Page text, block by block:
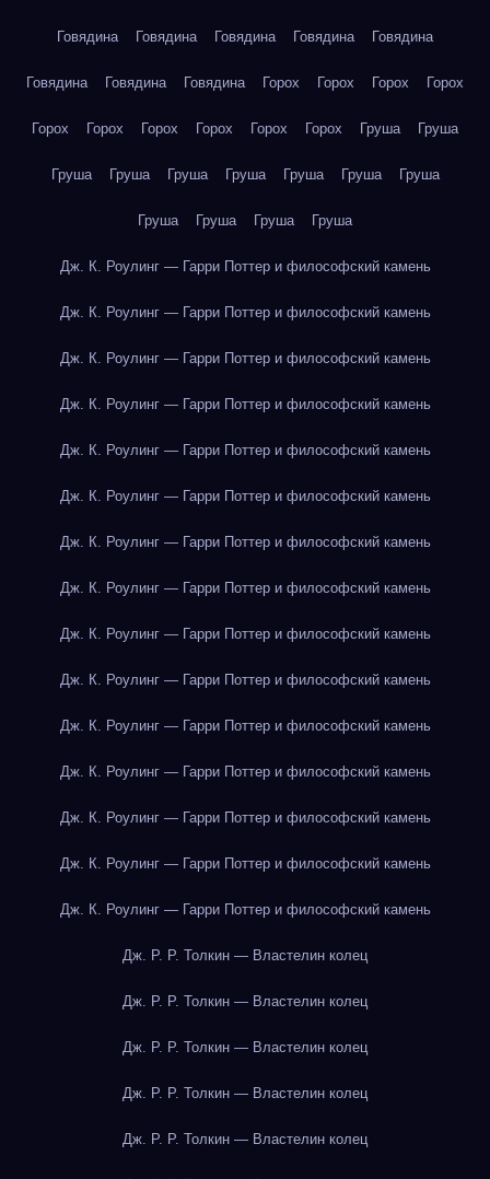
Говядина Говядина Говядина Говядина Говядина
Говядина Говядина Говядина Горох Горох Горох Горох
Горох Горох Горох Горох Горох Горох Груша Груша
Груша Груша Груша Груша Груша Груша Груша
Груша Груша Груша Груша
Дж. К. Роулинг — Гарри Поттер и философский камень
Дж. К. Роулинг — Гарри Поттер и философский камень
Дж. К. Роулинг — Гарри Поттер и философский камень
Дж. К. Роулинг — Гарри Поттер и философский камень
Дж. К. Роулинг — Гарри Поттер и философский камень
Дж. К. Роулинг — Гарри Поттер и философский камень
Дж. К. Роулинг — Гарри Поттер и философский камень
Дж. К. Роулинг — Гарри Поттер и философский камень
Дж. К. Роулинг — Гарри Поттер и философский камень
Дж. К. Роулинг — Гарри Поттер и философский камень
Дж. К. Роулинг — Гарри Поттер и философский камень
Дж. К. Роулинг — Гарри Поттер и философский камень
Дж. К. Роулинг — Гарри Поттер и философский камень
Дж. К. Роулинг — Гарри Поттер и философский камень
Дж. К. Роулинг — Гарри Поттер и философский камень
Дж. Р. Р. Толкин — Властелин колец
Дж. Р. Р. Толкин — Властелин колец
Дж. Р. Р. Толкин — Властелин колец
Дж. Р. Р. Толкин — Властелин колец
Дж. Р. Р. Толкин — Властелин колец